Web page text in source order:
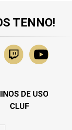
TENNO!
DE USO
CLUF